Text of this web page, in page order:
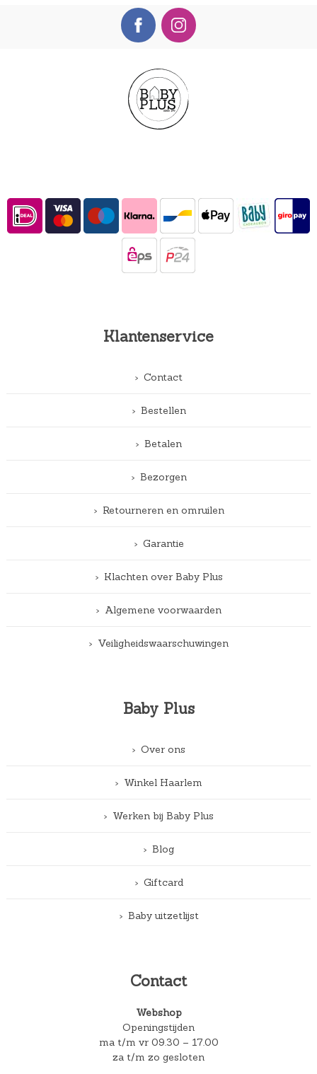
Klantenservice
Contact
Bestellen
Betalen
Bezorgen
Retourneren en omruilen
Garantie
Klachten over Baby Plus
Algemene voorwaarden
Veiligheidswaarschuwingen
Baby Plus
Over ons
Winkel Haarlem
Werken bij Baby Plus
Blog
Giftcard
Baby uitzetlijst
Contact
Webshop
Openingstijden
ma t/m vr 09.30 – 17.00
za t/m zo gesloten